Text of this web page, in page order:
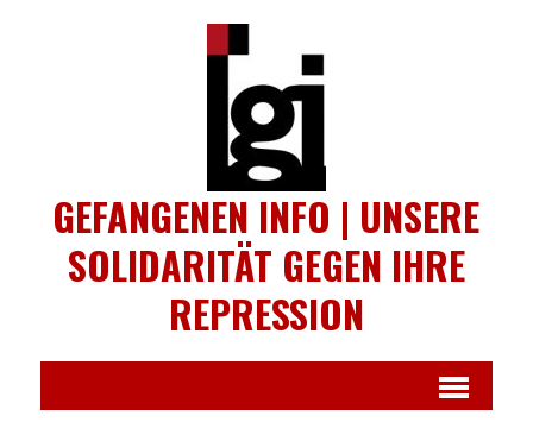
GEFANGENEN INFO | UNSERE
SOLIDARITÄT GEGEN IHRE
REPRESSION